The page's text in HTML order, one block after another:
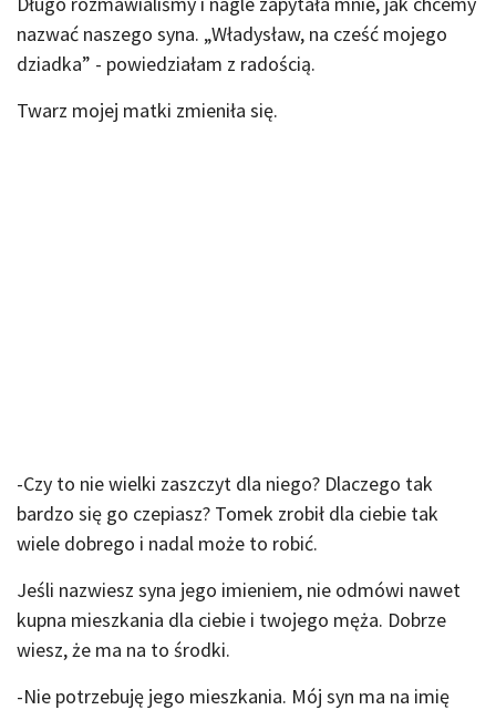
nazwać naszego syna. „Władysław, na cześć mojego
dziadka” - powiedziałam z radością.
Twarz mojej matki zmieniła się.
-Czy to nie wielki zaszczyt dla niego? Dlaczego tak
bardzo się go czepiasz? Tomek zrobił dla ciebie tak
wiele dobrego i nadal może to robić.
Jeśli nazwiesz syna jego imieniem, nie odmówi nawet
kupna mieszkania dla ciebie i twojego męża. Dobrze
wiesz, że ma na to środki.
-Nie potrzebuję jego mieszkania. Mój syn ma na imię